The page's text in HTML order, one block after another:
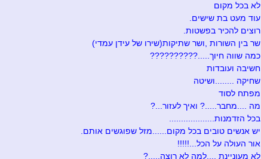
לא בכל מקום
עוד מעט בת שישים.
רוצים להכיר בפשטות.
שר בין השורות ,ושר שתיקות(שירו של עידן עמדי)
כמה שווה חיוך.....??????????
חשיבה ועובדות
שחיקה ........ושיטה
מפתח לסוד
מה ....מחבר.....? ואיך לעזור...?
בכל הזדמנות...................
יש אנשים טובים בכל מקום......מזל שפוגשים אותם.
אור העולה על הכל...!!!!!
לא מעוניינת ....למה לא רוצה.....?